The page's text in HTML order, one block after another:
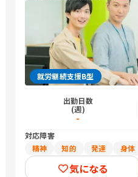
就労継続支援B型
出勤日数
(週)
-
対応障害
精神
知的 発達 身体
気になる